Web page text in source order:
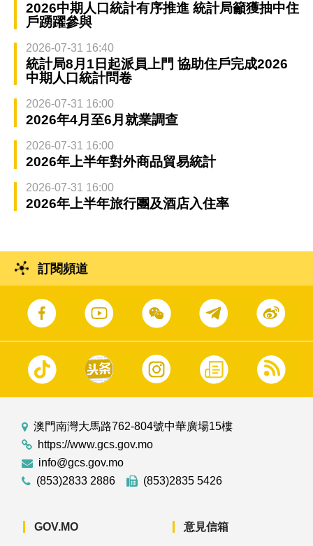
2026中期人口統計有序推進 統計局籲獲抽中住
戶踴躍參與
2026-07-31 16:40
統計局8月1日起派員上門 協助住戶完成2026
中期人口統計問卷
2026-07-31 16:00
2026年4月至6月就業調查
2026-07-31 16:00
2026年上半年對外商品貿易統計
2026-07-31 16:00
2026年上半年旅行團及酒店入住率
訂閱頻道
澳門南灣大馬路762-804號中華廣場15樓
https://www.gcs.gov.mo
info@gcs.gov.mo
(853)2833 2886
(853)2835 5426
GOV.MO 意見信箱